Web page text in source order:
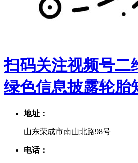
扫码关注视频号二
绿色信息披露轮胎
地址：
山东荣成市南山北路98号
电话：